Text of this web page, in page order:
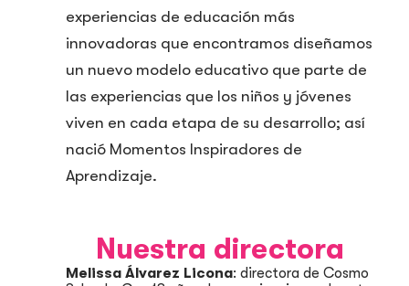
experiencias de educación más
innovadoras que encontramos diseñamos
un nuevo modelo educativo que parte de
las experiencias que los niños y jóvenes
viven en cada etapa de su desarrollo; así
nació Momentos Inspiradores de
Aprendizaje.
Nuestra directora
Melissa Álvarez Licona: directora de Cosmo